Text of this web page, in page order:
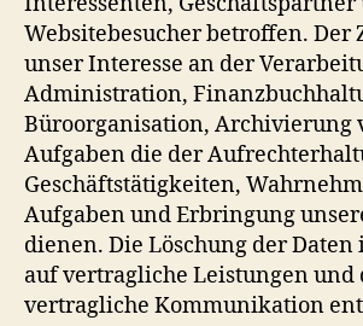
Websitebesucher betroffen. Der
unser Interesse an der
Administration,
Büroorganisation, Archivierung
Aufgaben die der
Geschäftstätigkeiten,
Aufgaben und Erbringung
dienen. Die Löschung der
auf vertragliche Leistungen und
vertragliche Kommunikation